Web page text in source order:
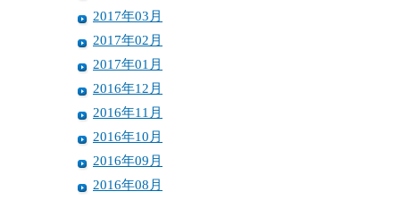
2017年03月
2017年02月
2017年01月
2016年12月
2016年11月
2016年10月
2016年09月
2016年08月